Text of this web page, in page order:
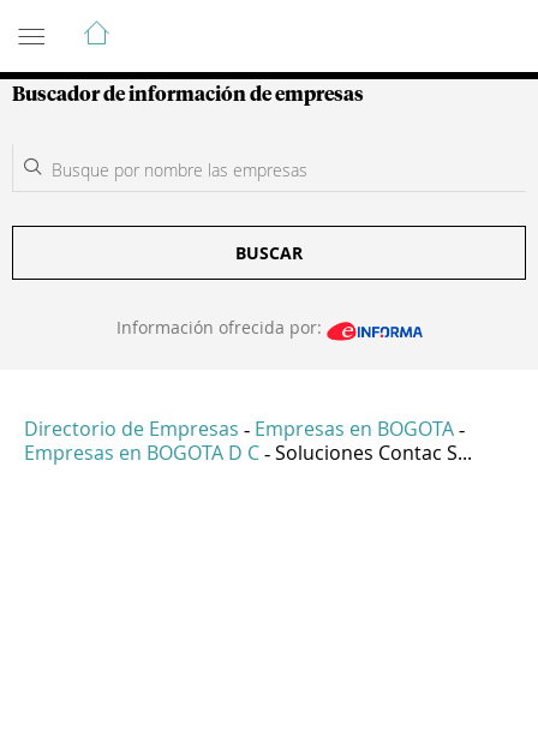
Guía de Empresas Colombianas
Buscador de información de empresas
BUSCAR
Información ofrecida por:
Directorio de Empresas - Empresas en BOGOTA -
Empresas en BOGOTA D C - Soluciones Contac S...